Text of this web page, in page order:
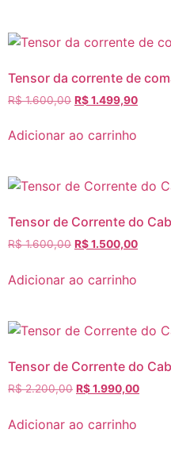
Tensor da corrente de
R$1.600,00 R$1.499,90
Adicionar ao carrinho
Tensor de Corrente do
R$1.600,00 R$1.500,00
Adicionar ao carrinho
Tensor de Corrente do
R$2.200,00 R$1.990,00
Adicionar ao carrinho